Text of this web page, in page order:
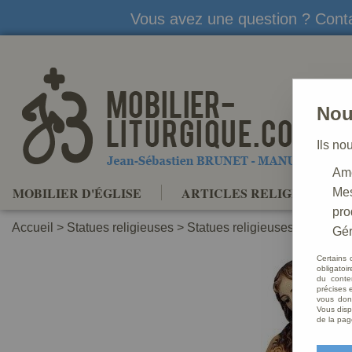
Vous avez une question ?
MOBILIER D'ÉGLISE ARTICLES RELIGIEUX
Accueil > Statues religieuses > Statues religieuses Saints
Ils
Certains
du
précises
vous
Vous
de la